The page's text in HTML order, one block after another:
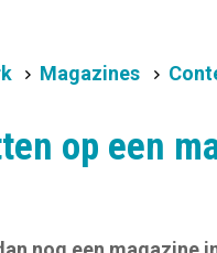
v
g
Magazines
op een